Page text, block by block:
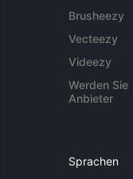
Brusheezy
Vecteezy
Videezy
Werden Sie
Anbieter
Sprachen